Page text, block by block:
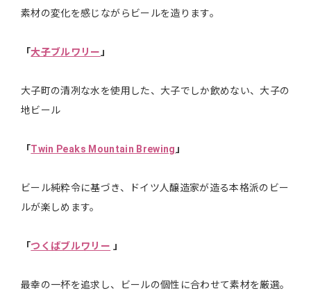
素材の変化を感じながらビールを造ります。
「大子ブルワリー 」
大子町の清冽な水を使用した、大子でしか飲めない、大子の
地ビール
「Twin Peaks Mountain Brewing 」
ビール純粋令に基づき、ドイツ人醸造家が造る本格派のビー
ルが楽しめます。
「つくばブルワリー 」
最幸の一杯を追求し、ビールの個性に合わせて素材を厳選。